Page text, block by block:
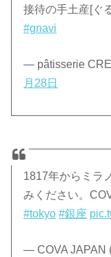
接待の手土産[ぐ
#gnavi
— pâtisserie
月28日
1817年からミラ
みください。
#tokyo #銀座
— COVA JAPAN